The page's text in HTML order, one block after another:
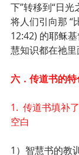
下”转移到“日光
将人们引向那 “
12:42) 的耶稣
慧知识都在祂里
六．传道书的特
1.  传道书填补
空白
1）智慧书的教